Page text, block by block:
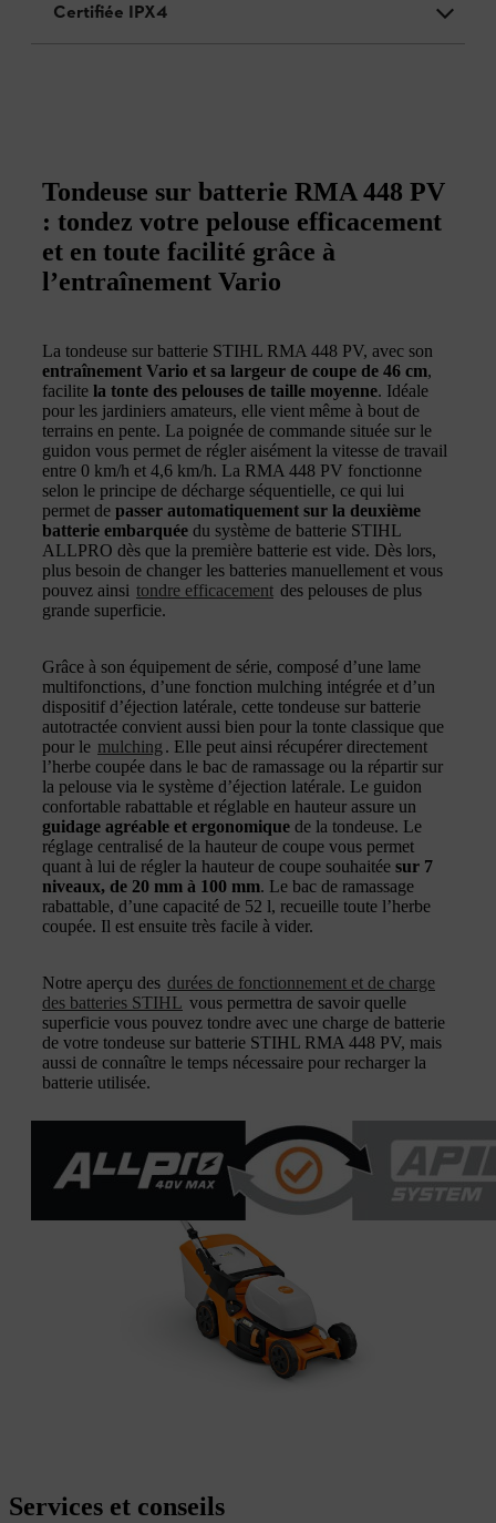
Certifiée IPX4
Tondeuse sur batterie RMA 448 PV
: tondez votre pelouse efficacement
et en toute facilité grâce à
l’entraînement Vario
La tondeuse sur batterie STIHL RMA 448 PV, avec son
entraînement Vario et sa largeur de coupe de 46 cm,
facilite la tonte des pelouses de taille moyenne. Idéale
pour les jardiniers amateurs, elle vient même à bout de
terrains en pente. La poignée de commande située sur le
guidon vous permet de régler aisément la vitesse de travail
entre 0 km/h et 4,6 km/h. La RMA 448 PV fonctionne
selon le principe de décharge séquentielle, ce qui lui
permet de passer automatiquement sur la deuxième
batterie embarquée du système de batterie STIHL
ALLPRO dès que la première batterie est vide. Dès lors,
plus besoin de changer les batteries manuellement et vous
pouvez ainsi tondre efficacement des pelouses de plus
grande superficie.
Grâce à son équipement de série, composé d’une lame
multifonctions, d’une fonction mulching intégrée et d’un
dispositif d’éjection latérale, cette tondeuse sur batterie
autotractée convient aussi bien pour la tonte classique que
pour le mulching . Elle peut ainsi récupérer directement
l’herbe coupée dans le bac de ramassage ou la répartir sur
la pelouse via le système d’éjection latérale. Le guidon
confortable rabattable et réglable en hauteur assure un
guidage agréable et ergonomique de la tondeuse. Le
réglage centralisé de la hauteur de coupe vous permet
quant à lui de régler la hauteur de coupe souhaitée sur 7
niveaux, de 20 mm à 100 mm. Le bac de ramassage
rabattable, d’une capacité de 52 l, recueille toute l’herbe
coupée. Il est ensuite très facile à vider.
Notre aperçu des durées de fonctionnement et de charge
des batteries STIHL vous permettra de savoir quelle
superficie vous pouvez tondre avec une charge de batterie
de votre tondeuse sur batterie STIHL RMA 448 PV, mais
aussi de connaître le temps nécessaire pour recharger la
batterie utilisée.
Services et conseils